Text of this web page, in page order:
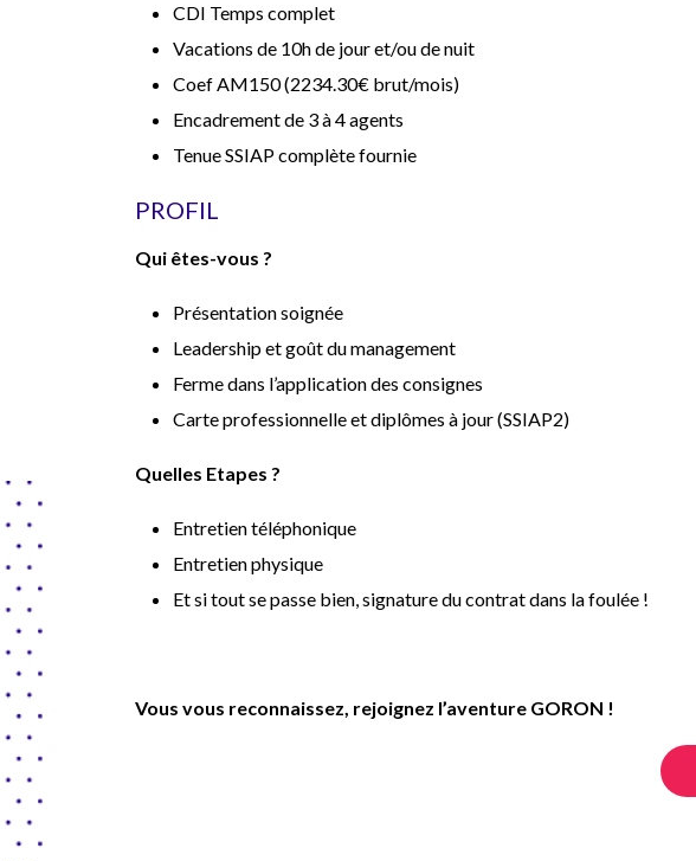
CDI Temps complet
Vacations de 10h de jour et/ou de nuit
Coef AM150 (2234.30€ brut/mois)
Encadrement de 3 à 4 agents
Tenue SSIAP complète fournie
PROFIL
Qui êtes-vous ?
Présentation soignée
Leadership et goût du management
Ferme dans l’application des consignes
Carte professionnelle et diplômes à jour (SSIAP2)
Quelles Etapes ?
Entretien téléphonique
Entretien physique
Et si tout se passe bien, signature du contrat dans la foulée !
Vous vous reconnaissez, rejoignez l’aventure GORON !